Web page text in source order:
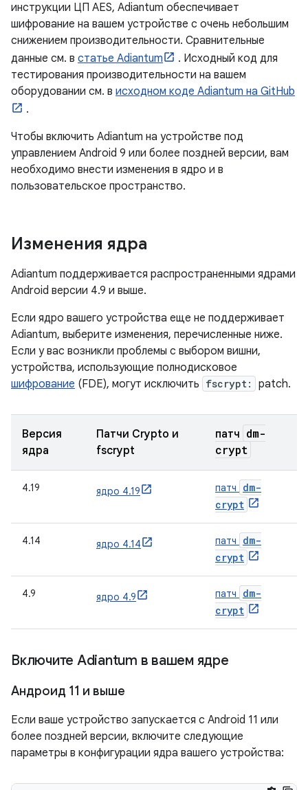
инструкции ЦП AES, Adiantum обеспечивает
шифрование на вашем устройстве с очень небольшим
снижением производительности. Сравнительные
данные см. в статье Adiantum
. Исходный код для
тестирования производительности на вашем
оборудовании см. в исходном коде Adiantum на GitHub
.
Чтобы включить Adiantum на устройстве под
управлением Android 9 или более поздней версии, вам
необходимо внести изменения в ядро ​​и в
пользовательское пространство.
Изменения ядра
Adiantum поддерживается распространенными ядрами
Android версии 4.9 и выше.
Если ядро ​​вашего устройства еще не поддерживает
Adiantum, выберите изменения, перечисленные ниже.
Если у вас возникли проблемы с выбором вишни,
устройства, использующие полнодисковое
шифрование (FDE), могут исключить fscrypt: patch.
Версия
ядра
Патчи Crypto и
fscrypt
патч dm-
crypt
4.19 ядро 4.19 патч
dm-
crypt
4.14 ядро 4.14 патч
dm-
crypt
4.9 ядро 4.9 патч
dm-
crypt
Включите Adiantum в вашем ядре
Андроид 11 и выше
Если ваше устройство запускается с Android 11 или
более поздней версии, включите следующие
параметры в конфигурации ядра вашего устройства: